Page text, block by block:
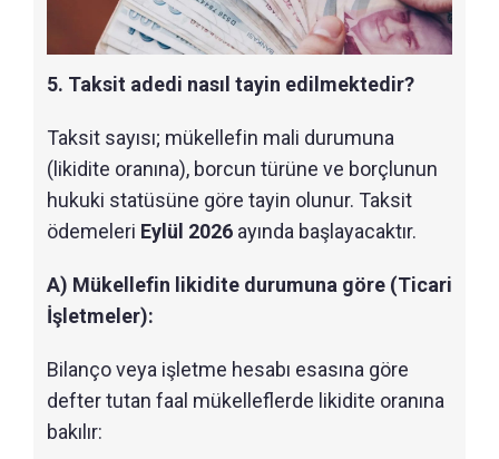
5. Taksit adedi nasıl tayin edilmektedir?
Taksit sayısı; mükellefin mali durumuna
(likidite oranına), borcun türüne ve borçlunun
hukuki statüsüne göre tayin olunur. Taksit
ödemeleri Eylül 2026 ayında başlayacaktır.
A) Mükellefin likidite durumuna göre (Ticari
İşletmeler):
Bilanço veya işletme hesabı esasına göre
defter tutan faal mükelleflerde likidite oranına
bakılır: